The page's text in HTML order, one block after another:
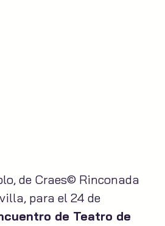
de Craes© Rinconada
para el 24 de
de Teatro de